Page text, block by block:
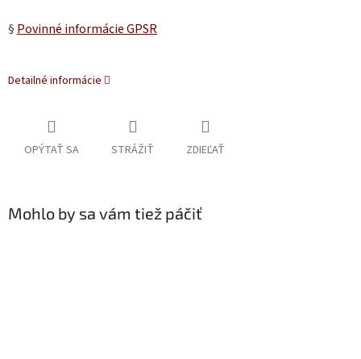
§ Povinné informácie GPSR
Detailné informácie
OPÝTAŤ SA STRÁŽIŤ ZDIEĽAŤ
Mohlo by sa vám tiež páčiť